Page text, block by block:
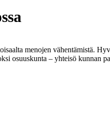
menojen vähentämistä.
osuuskunta – yhteisö kunnan